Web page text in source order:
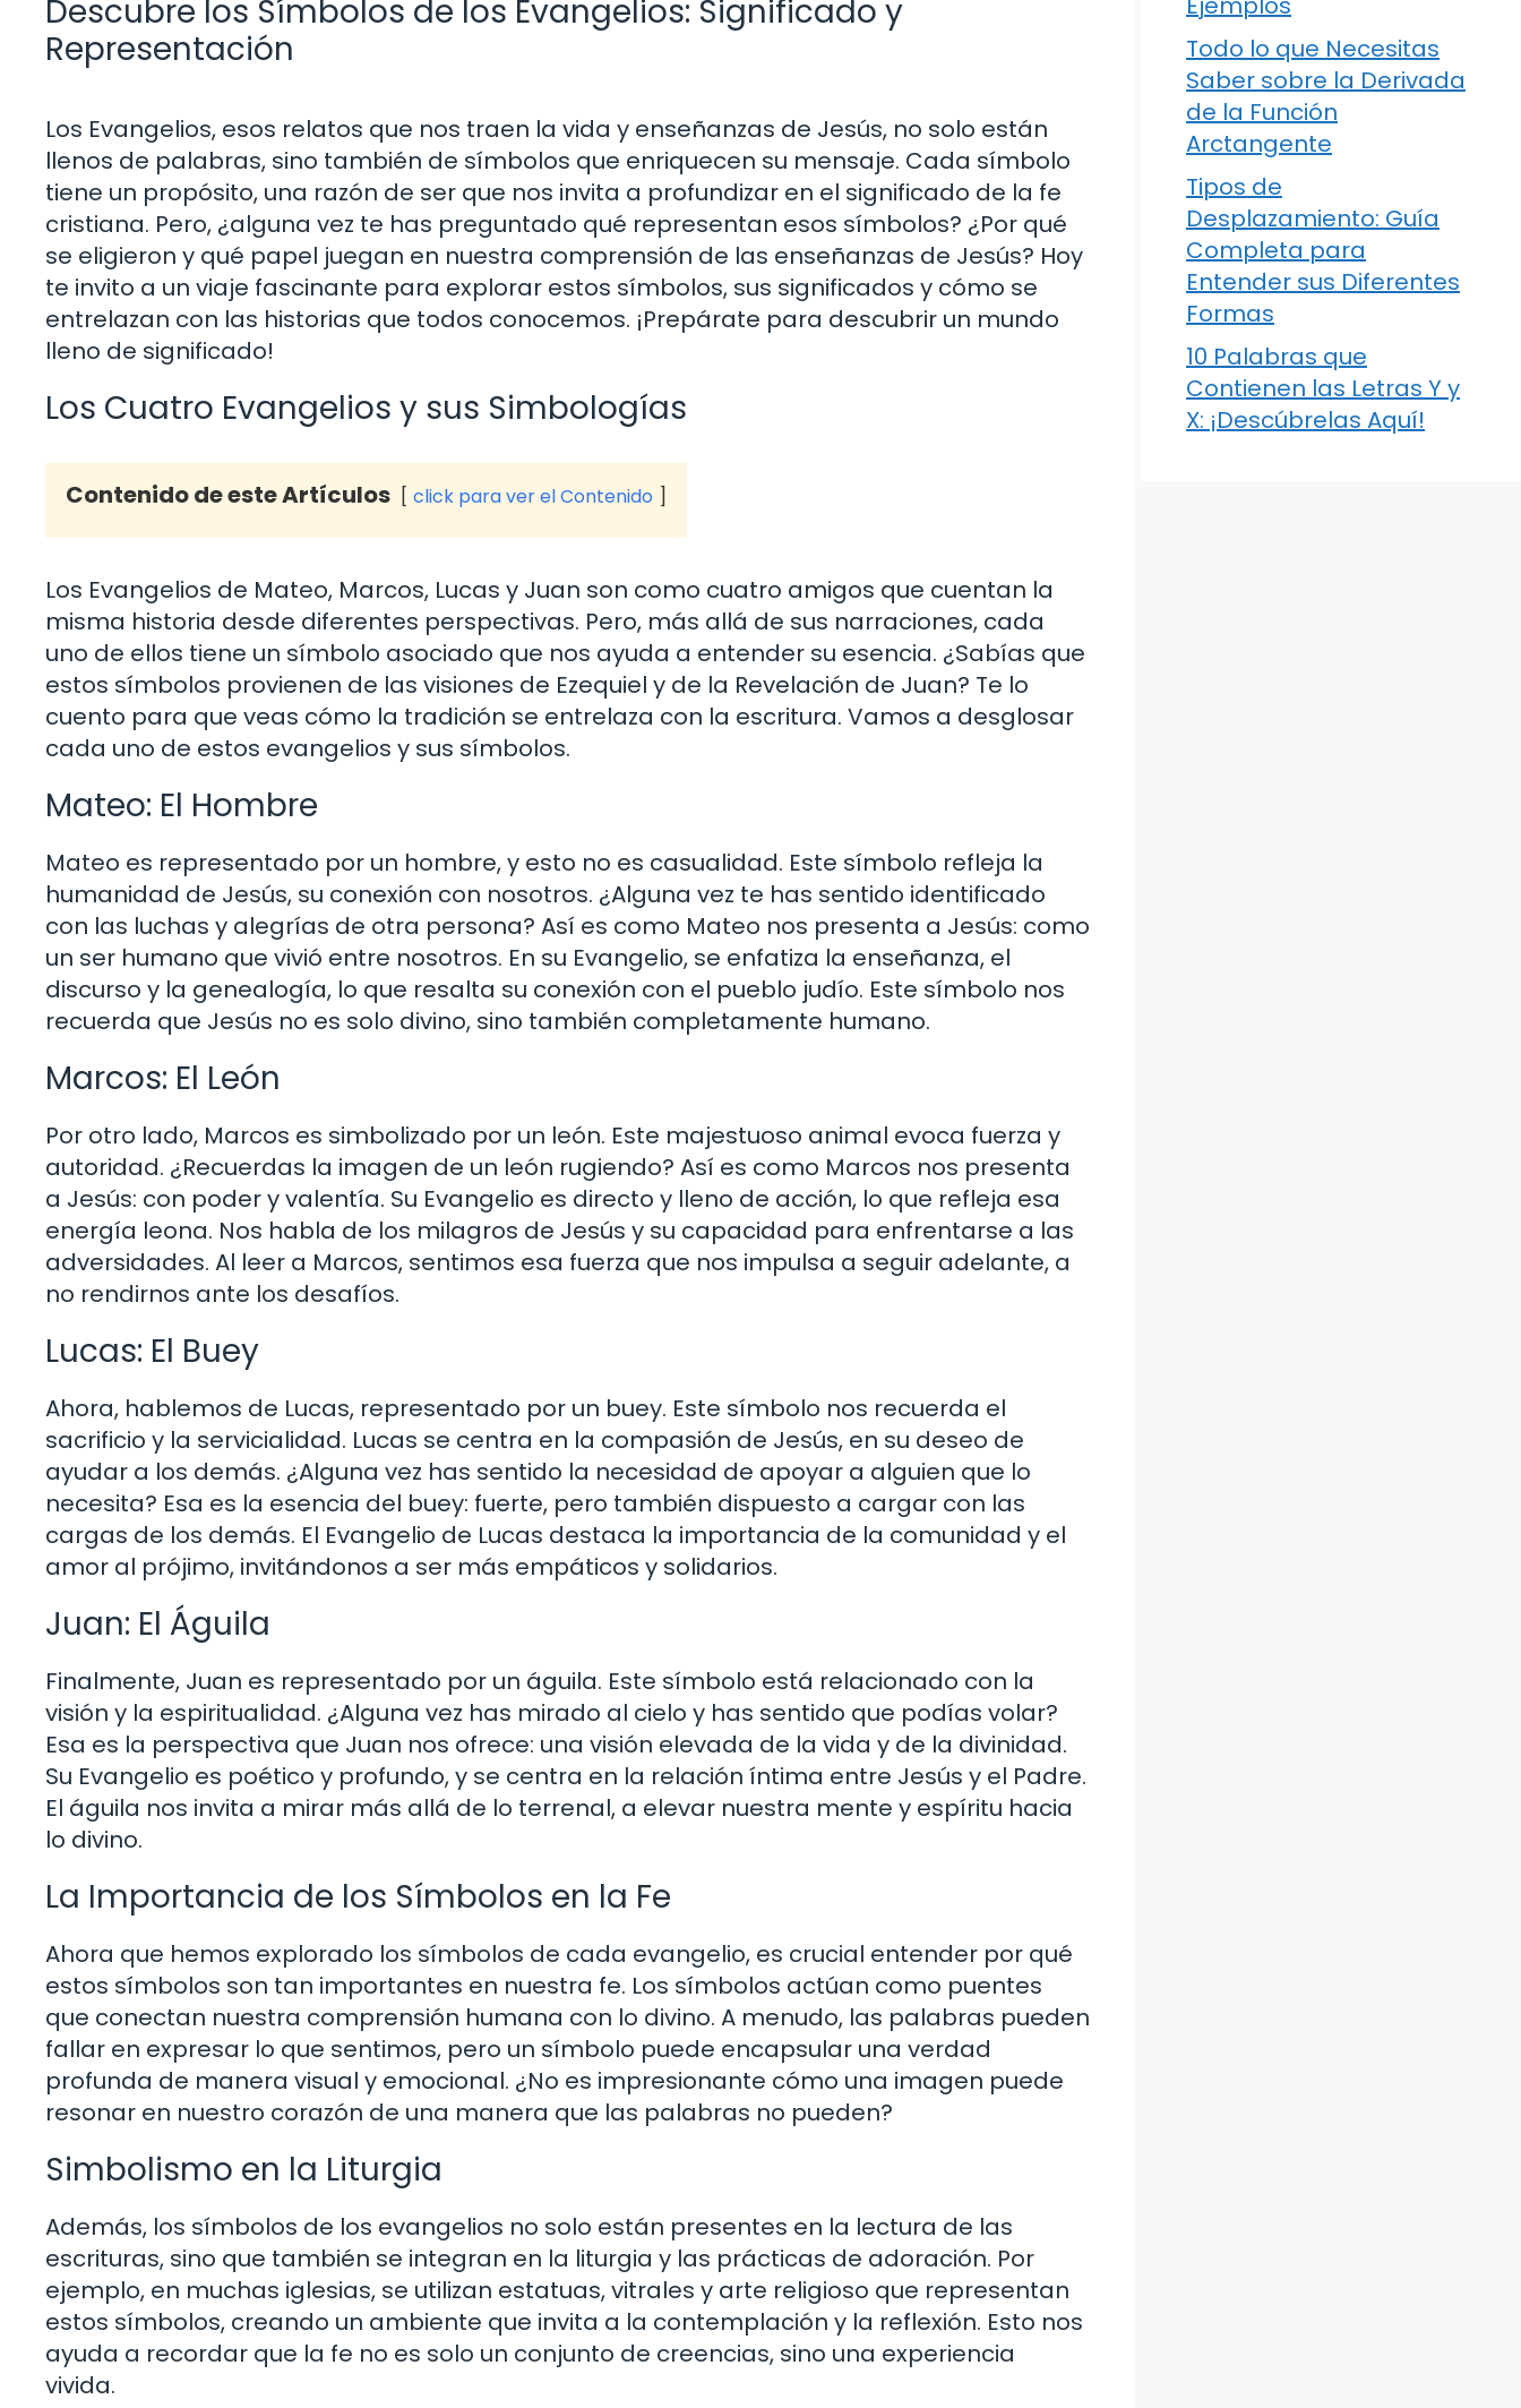
Descubre los Símbolos de los Evangelios: Significado y
Representación
Los Evangelios, esos relatos que nos traen la vida y enseñanzas de Jesús, no solo están
llenos de palabras, sino también de símbolos que enriquecen su mensaje. Cada símbolo
tiene un propósito, una razón de ser que nos invita a profundizar en el significado de la fe
cristiana. Pero, ¿alguna vez te has preguntado qué representan esos símbolos? ¿Por qué
se eligieron y qué papel juegan en nuestra comprensión de las enseñanzas de Jesús? Hoy
te invito a un viaje fascinante para explorar estos símbolos, sus significados y cómo se
entrelazan con las historias que todos conocemos. ¡Prepárate para descubrir un mundo
lleno de significado!
Los Cuatro Evangelios y sus Simbologías
Contenido de este Artículos click para ver el Contenido
Los Evangelios de Mateo, Marcos, Lucas y Juan son como cuatro amigos que cuentan la
misma historia desde diferentes perspectivas. Pero, más allá de sus narraciones, cada
uno de ellos tiene un símbolo asociado que nos ayuda a entender su esencia. ¿Sabías que
estos símbolos provienen de las visiones de Ezequiel y de la Revelación de Juan? Te lo
cuento para que veas cómo la tradición se entrelaza con la escritura. Vamos a desglosar
cada uno de estos evangelios y sus símbolos.
Mateo: El Hombre
Mateo es representado por un hombre, y esto no es casualidad. Este símbolo refleja la
humanidad de Jesús, su conexión con nosotros. ¿Alguna vez te has sentido identificado
con las luchas y alegrías de otra persona? Así es como Mateo nos presenta a Jesús: como
un ser humano que vivió entre nosotros. En su Evangelio, se enfatiza la enseñanza, el
discurso y la genealogía, lo que resalta su conexión con el pueblo judío. Este símbolo nos
recuerda que Jesús no es solo divino, sino también completamente humano.
Marcos: El León
Por otro lado, Marcos es simbolizado por un león. Este majestuoso animal evoca fuerza y
autoridad. ¿Recuerdas la imagen de un león rugiendo? Así es como Marcos nos presenta
a Jesús: con poder y valentía. Su Evangelio es directo y lleno de acción, lo que refleja esa
energía leona. Nos habla de los milagros de Jesús y su capacidad para enfrentarse a las
adversidades. Al leer a Marcos, sentimos esa fuerza que nos impulsa a seguir adelante, a
no rendirnos ante los desafíos.
Lucas: El Buey
Ahora, hablemos de Lucas, representado por un buey. Este símbolo nos recuerda el
sacrificio y la servicialidad. Lucas se centra en la compasión de Jesús, en su deseo de
ayudar a los demás. ¿Alguna vez has sentido la necesidad de apoyar a alguien que lo
necesita? Esa es la esencia del buey: fuerte, pero también dispuesto a cargar con las
cargas de los demás. El Evangelio de Lucas destaca la importancia de la comunidad y el
amor al prójimo, invitándonos a ser más empáticos y solidarios.
Juan: El Águila
Finalmente, Juan es representado por un águila. Este símbolo está relacionado con la
visión y la espiritualidad. ¿Alguna vez has mirado al cielo y has sentido que podías volar?
Esa es la perspectiva que Juan nos ofrece: una visión elevada de la vida y de la divinidad.
Su Evangelio es poético y profundo, y se centra en la relación íntima entre Jesús y el Padre.
El águila nos invita a mirar más allá de lo terrenal, a elevar nuestra mente y espíritu hacia
lo divino.
La Importancia de los Símbolos en la Fe
Ahora que hemos explorado los símbolos de cada evangelio, es crucial entender por qué
estos símbolos son tan importantes en nuestra fe. Los símbolos actúan como puentes
que conectan nuestra comprensión humana con lo divino. A menudo, las palabras pueden
fallar en expresar lo que sentimos, pero un símbolo puede encapsular una verdad
profunda de manera visual y emocional. ¿No es impresionante cómo una imagen puede
resonar en nuestro corazón de una manera que las palabras no pueden?
Simbolismo en la Liturgia
Además, los símbolos de los evangelios no solo están presentes en la lectura de las
escrituras, sino que también se integran en la liturgia y las prácticas de adoración. Por
ejemplo, en muchas iglesias, se utilizan estatuas, vitrales y arte religioso que representan
estos símbolos, creando un ambiente que invita a la contemplación y la reflexión. Esto nos
ayuda a recordar que la fe no es solo un conjunto de creencias, sino una experiencia
vivida.
Todo lo que Necesitas
Saber sobre la Derivada
de la Función
Arctangente
Tipos de
Desplazamiento: Guía
Completa para
Entender sus Diferentes
Formas
10 Palabras que
Contienen las Letras Y y
X: ¡Descúbrelas Aquí!